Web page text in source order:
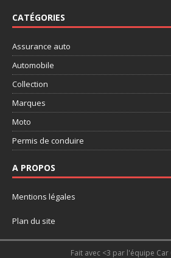
CATÉGORIES
Assurance auto
Automobile
Collection
Marques
Moto
Permis de conduire
A PROPOS
Mentions légales
Plan du site
Fait avec <3 par l'équipe